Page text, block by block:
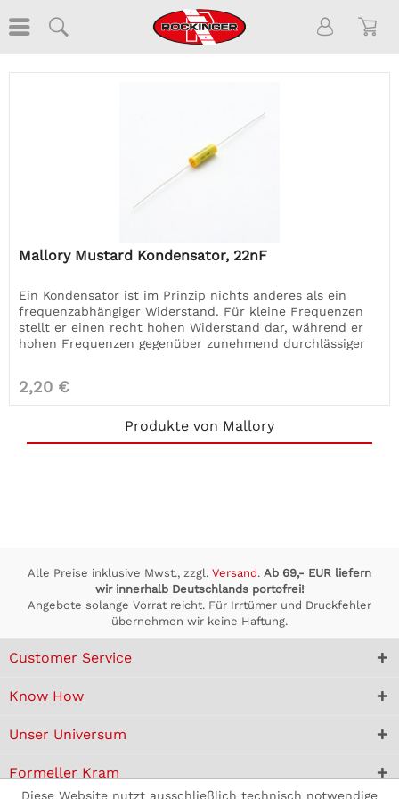
Mallory Mustard Kondensator, 22nF
Ein Kondensator ist im Prinzip nichts anderes als ein
frequenzabhängiger Widerstand. Für kleine Frequenzen
stellt er einen recht hohen Widerstand dar, während er
hohen Frequenzen gegenüber zunehmend durchlässiger
2,20 €
Produkte von Mallory
Alle Preise inklusive Mwst., zzgl. Versand. Ab 69,- EUR liefern
wir innerhalb Deutschlands portofrei!
Angebote solange Vorrat reicht. Für Irrtümer und Druckfehler
übernehmen wir keine Haftung.
Customer Service
Know How
Unser Universum
Formeller Kram
Diese Website nutzt ausschließlich technisch notwendige